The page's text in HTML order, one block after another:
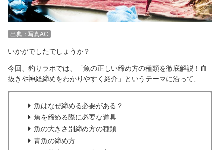
出典：写真AC
いかがでしたでしょうか？
今回、釣りラボでは、「魚の正しい締め方の種類を徹底解説！血
抜きや神経締めをわかりやすく紹介」というテーマに沿って、
魚はなぜ締める必要がある？
魚を締める際に必要な道具
魚の大きさ別締め方の種類
青魚の締め方